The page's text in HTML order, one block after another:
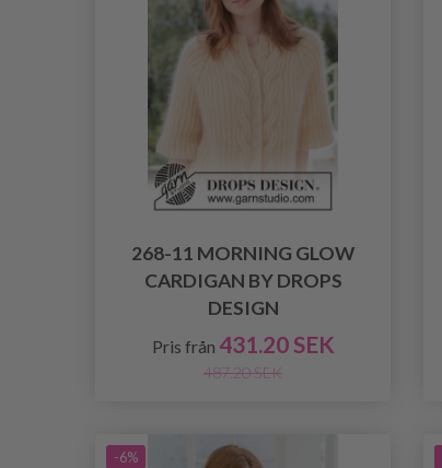
268-11 MORNING GLOW
CARDIGAN BY DROPS
DESIGN
Pris från 431.20 SEK
487.20 SEK
-6%